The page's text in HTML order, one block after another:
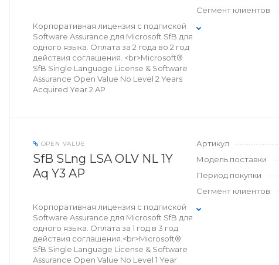
Корпоративная лицензия с подпиской
Software Assurance для Microsoft SfB для
одного языка. Оплата за 2 года во 2 год
действия соглашения. <br>Microsoft®
SfB Single Language License & Software
Assurance Open Value No Level 2 Years
Acquired Year 2 AP
Сегмент клиентов
OPEN VALUE
SfB SLng LSA OLV NL 1Y
Aq Y3 AP
Корпоративная лицензия с подпиской
Software Assurance для Microsoft SfB для
одного языка. Оплата за 1 год в 3 год
действия соглашения.<br>Microsoft®
SfB Single Language License & Software
Assurance Open Value No Level 1 Year
Артикул
Модель поставки
Период покупки
Сегмент клиентов